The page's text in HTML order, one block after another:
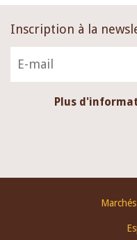
Inscription à la
Plus